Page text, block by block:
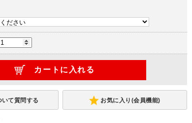
お気に入り(会員機能)